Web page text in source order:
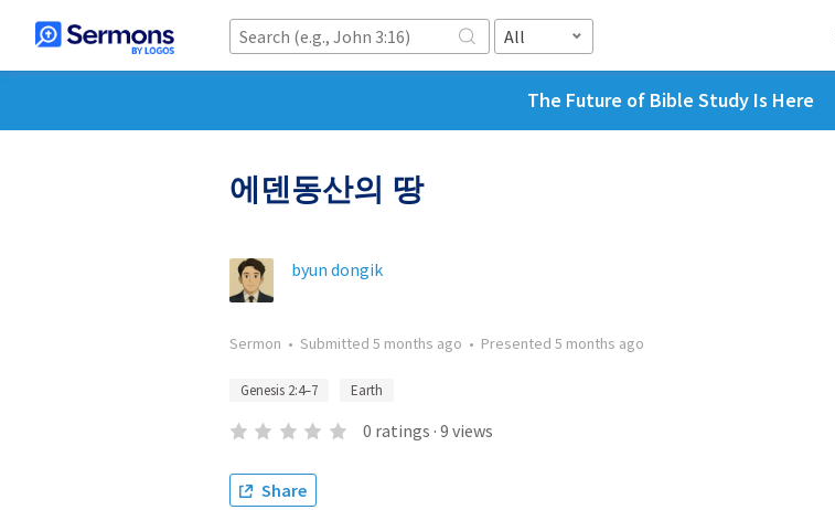
All
The Future of Bible Study Is Here
에덴동산의 땅
byun dongik
Sermon • Submitted 5 months ago • Presented 5 months ago
Genesis 2:4–7 Earth
0 ratings · 9 views
Share